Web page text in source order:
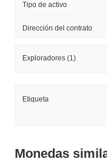
Tipo de activo
Dirección del contrato
Exploradores (1)
Etiqueta
Monedas